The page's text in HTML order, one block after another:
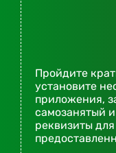
Пройдите
установите
приложения,
самозанятый
реквизиты